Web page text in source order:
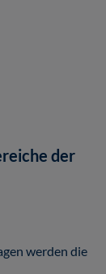
der
werden die